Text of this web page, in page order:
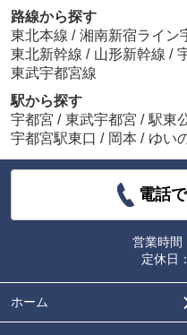
路線から探す
東北本線 / 湘南新宿ライン
東北新幹線 / 山形新幹線 /
東武宇都宮線
駅から探す
宇都宮 / 東武宇都宮 / 駅東
宇都宮駅東口 / 岡本 / ゆい
電話
営業時間
定休日：
ホーム